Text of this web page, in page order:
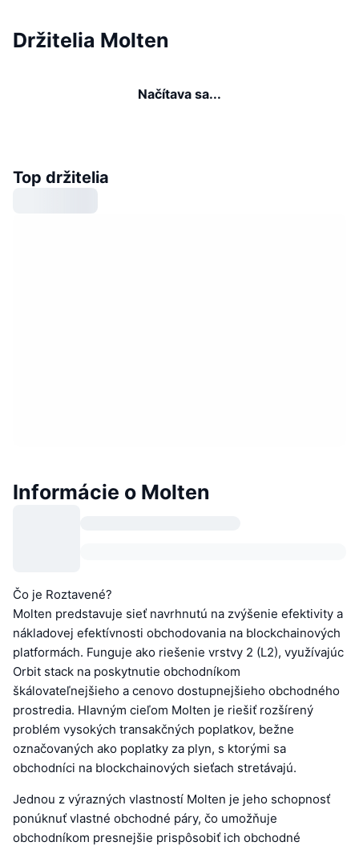
Držitelia Molten
Načítava sa...
Top držitelia
Informácie o Molten
Čo je Roztavené?
Molten predstavuje sieť navrhnutú na zvýšenie efektivity a
nákladovej efektívnosti obchodovania na blockchainových
platformách. Funguje ako riešenie vrstvy 2 (L2), využívajúc
Orbit stack na poskytnutie obchodníkom
škálovateľnejšieho a cenovo dostupnejšieho obchodného
prostredia. Hlavným cieľom Molten je riešiť rozšírený
problém vysokých transakčných poplatkov, bežne
označovaných ako poplatky za plyn, s ktorými sa
obchodníci na blockchainových sieťach stretávajú.
Jednou z výrazných vlastností Molten je jeho schopnosť
ponúknuť vlastné obchodné páry, čo umožňuje
obchodníkom presnejšie prispôsobiť ich obchodné